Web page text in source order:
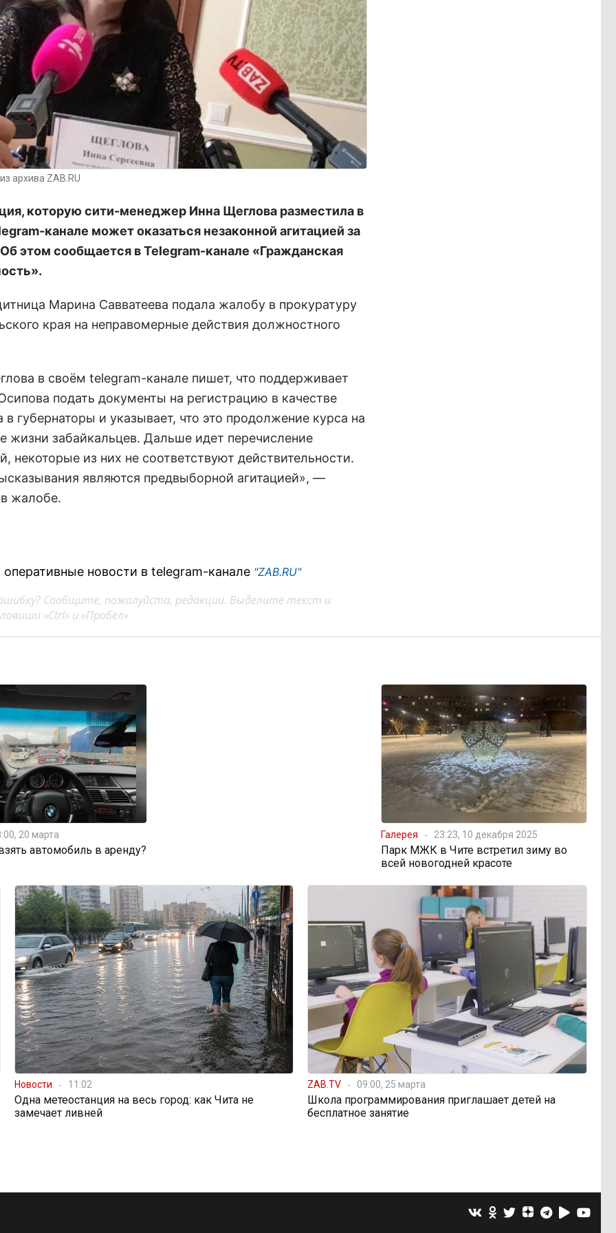
архива ZAB.RU
которую сити-менеджер Инна Щеглова разместила в
канале может оказаться незаконной агитацией за
этом сообщается в Telegram-канале «Гражданская
Марина Савватеева подала жалобу в прокуратуру
края на неправомерные действия должностного
в своём telegram-канале пишет, что поддерживает
подать документы на регистрацию в качестве
в губернаторы и указывает, что это продолжение курса на
жизни забайкальцев. Дальше идет перечисление
некоторые из них не соответствуют действительности.
являются предвыборной агитацией», —
жалобе.
новости в telegram-канале "ZAB.RU"
Сообщите, пожалуйста, редакции. Выделите текст и
«Ctrl» и «Пробел»
20 марта
автомобиль в аренду?
Галерея 23:23, 10 декабря 2025
Парк МЖК в Чите встретил зиму во
всей новогодней красоте
Новости 11:02
Одна метеостанция на весь город: как Чита не
замечает ливней
ZAB.TV 09:00, 25 марта
Школа программирования приглашает детей на
бесплатное занятие